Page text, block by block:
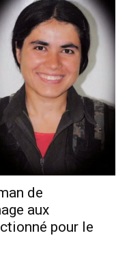
de
aux
pour le